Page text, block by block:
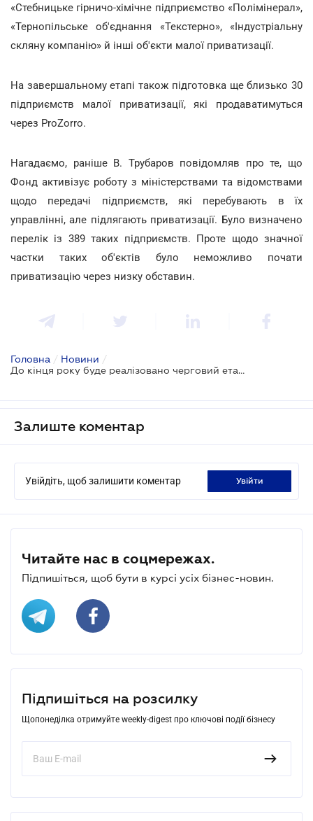
«Стебницьке гірничо-хімічне підприємство «Полімінерал»,
«Тернопільське об'єднання «Текстерно», «Індустріальну
скляну компанію» й інші об'єкти малої приватизації.
На завершальному етапі також підготовка ще близько 30
підприємств малої приватизації, які продаватимуться
через ProZorro.
Нагадаємо, раніше В. Трубаров повідомляв про те, що
Фонд активізує роботу з міністерствами та відомствами
щодо передачі підприємств, які перебувають в їх
управлінні, але підлягають приватизації. Було визначено
перелік із 389 таких підприємств. Проте щодо значної
частки таких об'єктів було неможливо почати
приватизацію через низку обставин.
Головна / Новини /
До кінця року буде реалізовано черговий етап приватизації
Залиште коментар
Увійдіть, щоб залишити коментар увійти
Читайте нас в соцмережах.
Підпишіться, щоб бути в курсі усіх бізнес-новин.
Підпишіться на розсилку
Щопонеділка отримуйте weekly-digest про ключові події бізнесу